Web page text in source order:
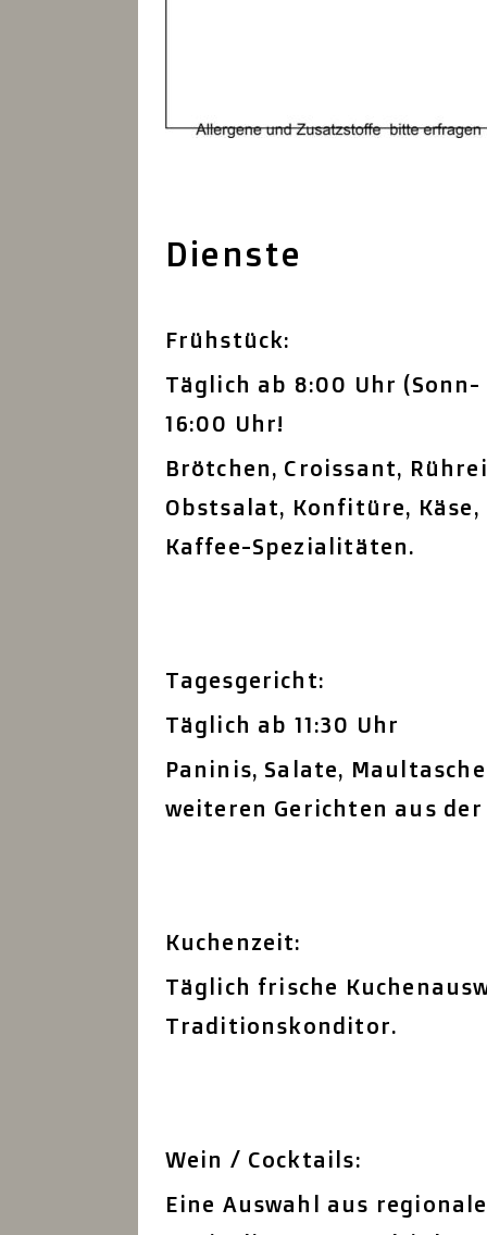
Dienste
Frühstück:
Täglich ab 8:00 Uhr
16:00 Uhr!
Brötchen, Croissant,
Obstsalat, Konfitüre,
Kaffee-Spezialitäten.
Tagesgericht:
Täglich ab 11:30 Uhr
Paninis, Salate,
weiteren Gerichten aus
Kuchenzeit:
Täglich frische
Traditionskonditor.
Wein / Cocktails:
Eine Auswahl aus